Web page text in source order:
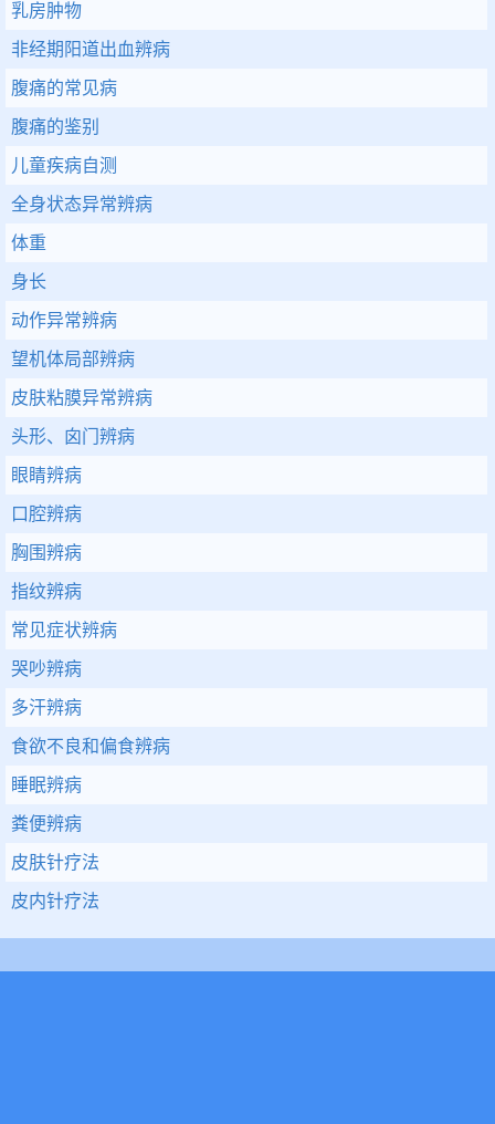
乳房肿物
非经期阳道出血辨病
腹痛的常见病
腹痛的鉴别
儿童疾病自测
全身状态异常辨病
体重
身长
动作异常辨病
望机体局部辨病
皮肤粘膜异常辨病
头形、囟门辨病
眼睛辨病
口腔辨病
胸围辨病
指纹辨病
常见症状辨病
哭吵辨病
多汗辨病
食欲不良和偏食辨病
睡眠辨病
粪便辨病
皮肤针疗法
皮内针疗法